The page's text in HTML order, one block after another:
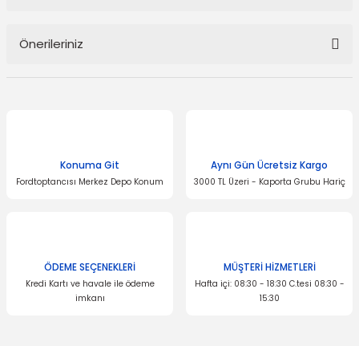
Önerileriniz
Ürün resmi kalitesiz, bozuk veya görüntülenemiyor.
Bu ürüne benzer farklı alternatifler olmalı.
Konuma Git
Fordtoptancısı Merkez Depo Konum
Aynı Gün Ücretsiz Kargo
3000 TL Üzeri - Kaporta Grubu Hariç
ÖDEME SEÇENEKLERİ
Kredi Kartı ve havale ile ödeme
imkanı
MÜŞTERİ HİZMETLERİ
Hafta içi: 08:30 - 18:30 C.tesi 08:30 -
15:30